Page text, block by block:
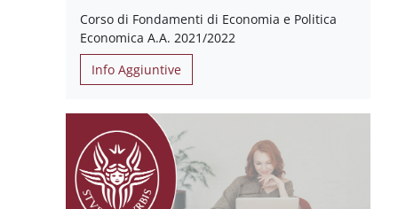
Corso di Fondamenti di Economia e Politica
Economica A.A. 2021/2022
Info Aggiuntive